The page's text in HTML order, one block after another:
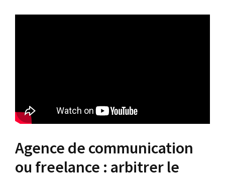
Agence de communication
ou freelance : arbitrer le